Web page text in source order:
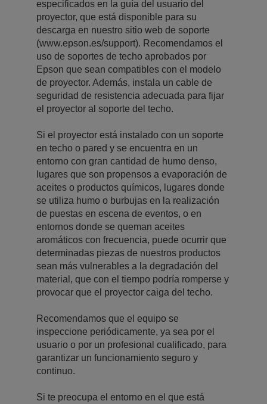
especificados en la guía del usuario del
proyector, que está disponible para su
descarga en nuestro sitio web de soporte
(www.epson.es/support). Recomendamos el
uso de soportes de techo aprobados por
Epson que sean compatibles con el modelo
de proyector. Además, instala un cable de
seguridad de resistencia adecuada para fijar
el proyector al soporte del techo.
Si el proyector está instalado con un soporte
en techo o pared y se encuentra en un
entorno con gran cantidad de humo denso,
lugares que son propensos a evaporación de
aceites o productos químicos, lugares donde
se utiliza humo o burbujas en la realización
de puestas en escena de eventos, o en
entornos donde se queman aceites
aromáticos con frecuencia, puede ocurrir que
determinadas piezas de nuestros productos
sean más vulnerables a la degradación del
material, que con el tiempo podría romperse y
provocar que el proyector caiga del techo.
Recomendamos que el equipo se
inspeccione periódicamente, ya sea por el
usuario o por un profesional cualificado, para
garantizar un funcionamiento seguro y
continuo.
Si te preocupa el entorno en el que está